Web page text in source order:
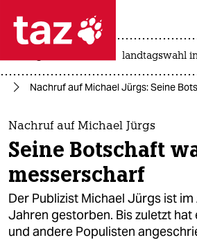
 taz zahl ich
taz zahl ich
themen
politik
öko
gesellschaft
landtagswahl
Nachruf auf Michael Jürgs: Seine
Nachruf auf Michael Jürgs
Seine Botschaft
messerscharf
Der Publizist Michael Jürgs ist
Jahren gestorben. Bis zuletzt hat
und andere Populisten